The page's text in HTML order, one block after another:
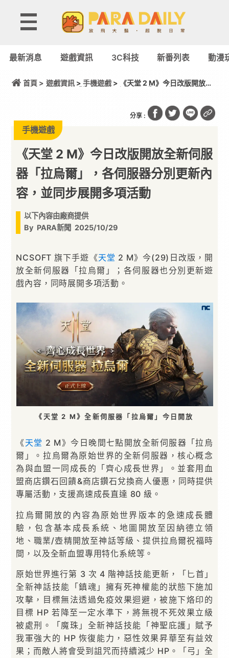
最新消息 遊戲資訊 3C科技 新番列表 動漫
首頁 > 遊戲資訊> 手機遊戲> 《天堂 2 M》今日改版開放全
分享 :
手機遊戲
《天堂 2 M》今日改版開放全新伺服
器「拉烏爾」，各伺服器分別更新內
容，並同步展開多項活動
以下內容由廠商提供
By PARA新聞 2025/10/29
NCSOFT 旗下手遊《天堂 2 M》今(29)日改版，開
放全新伺服器「拉烏爾」；各伺服器也分別更新遊
戲內容，同時展開多項活動。
《天堂 2 M》全新伺服器「拉烏爾」今日開放
《天堂 2 M》今日晚間七點開放全新伺服器「拉烏
爾」。拉烏爾為原始世界的全新伺服器，核心概念
為與血盟一同成長的「齊心成長世界」。並套用血
盟商店鑽石回饋&商店鑽石兌換商人優惠，同時提供
專屬活動，支援高速成長直達 80 級。
拉烏爾開放的內容為原始世界版本的急速成長體
驗，包含基本成長系統、地圖開放至因納德立領
地、職業/壺精開放至神話等級、提供拉烏爾祝福時
間，以及全新血盟專用特化系統等。
原始世界進行第 3 次 4 階神話技能更新，「匕首」
全新神話技能「鎮魂」擁有死神權能的狀態下施加
攻擊，目標無法透過免疫效果迴避，被施下烙印的
目標 HP 若降至一定水準下，將無視不死效果立級
被處刑。「魔珠」全新神話技能「神聖庇護」賦予
我軍強大的 HP 恢復能力，惡性效果昇華至有益效
果；而敵人將會受到詛咒而持續減少 HP。「弓」全